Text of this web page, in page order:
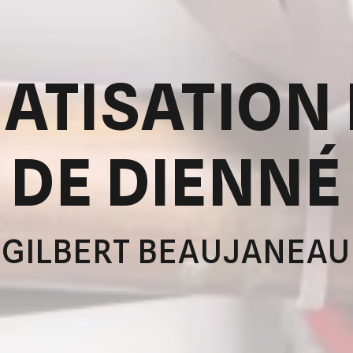
DE DIENNÉ
GILBERT BEAUJANEAU